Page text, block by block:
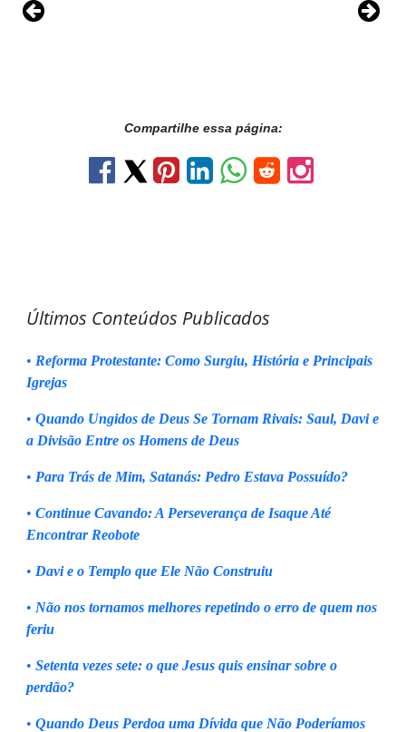
Compartilhe essa página:
Últimos Conteúdos Publicados
• Reforma Protestante: Como Surgiu, História e Principais
Igrejas
• Quando Ungidos de Deus Se Tornam Rivais: Saul, Davi e
a Divisão Entre os Homens de Deus
• Para Trás de Mim, Satanás: Pedro Estava Possuído?
• Continue Cavando: A Perseverança de Isaque Até
Encontrar Reobote
• Davi e o Templo que Ele Não Construiu
• Não nos tornamos melhores repetindo o erro de quem nos
feriu
• Setenta vezes sete: o que Jesus quis ensinar sobre o
perdão?
• Quando Deus Perdoa uma Dívida que Não Poderíamos